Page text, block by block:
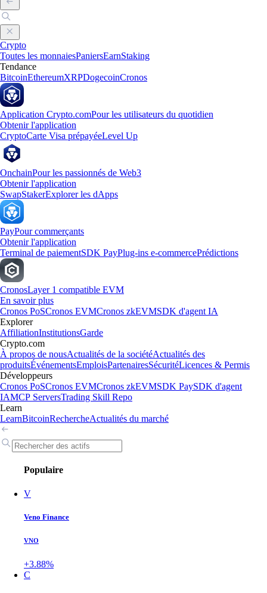
Crypto
Toutes les monnaiesPaniersEarnStaking
Tendance
BitcoinEthereumXRPDogecoinCronos
Application Crypto.comPour les utilisateurs du quotidien
Obtenir l'application
CryptoCarte Visa prépayéeLevel Up
OnchainPour les passionnés de Web3
Obtenir l'application
SwapStakerExplorer les dApps
PayPour commerçants
Obtenir l'application
Terminal de paiementSDK PayPlug-ins e-commercePrédictions
CronosLayer 1 compatible EVM
En savoir plus
Cronos PoSCronos EVMCronos zkEVMSDK d'agent IA
Explorer
AffiliationInstitutionsGarde
Crypto.com
À propos de nousActualités de la sociétéActualités des
produitsÉvénementsEmploisPartenairesSécuritéLicences & Permis
Développeurs
Cronos PoSCronos EVMCronos zkEVMSDK PaySDK d'agent
IAMCP ServersTrading Skill Repo
Learn
LearnBitcoinRechercheActualités du marché
Populaire
V
Veno Finance
VNO
+3.88%
C